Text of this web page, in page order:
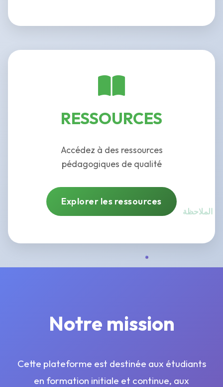
الملاحظة
RESSOURCES
Accédez à des ressources
pédagogiques de qualité
Explorer les ressources
Notre mission
Cette plateforme est destinée aux étudiants
en formation initiale et continue, aux